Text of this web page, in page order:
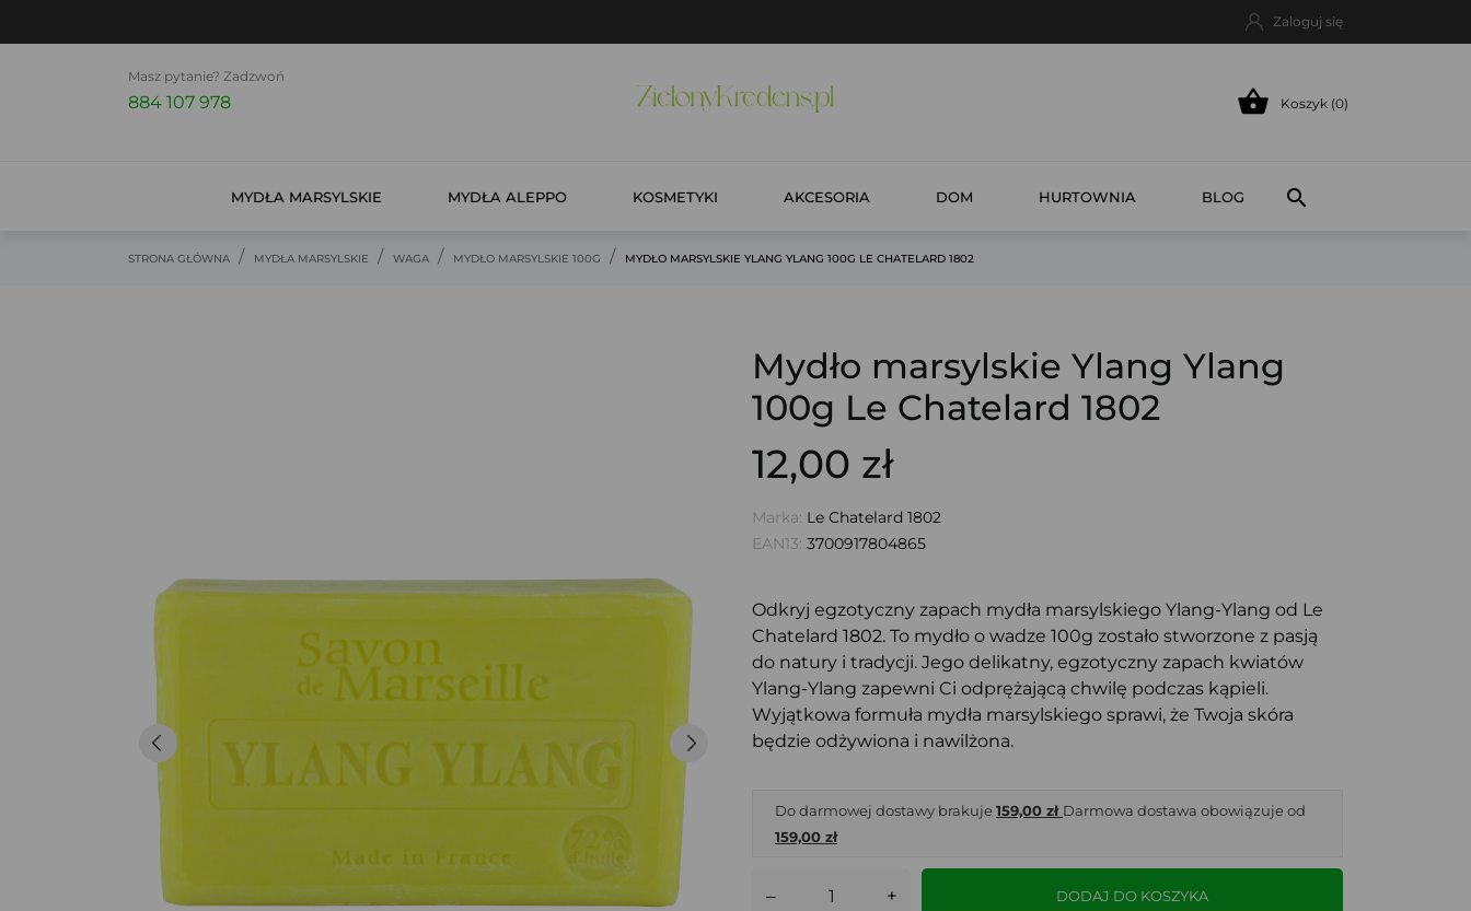
Zaloguj się
Masz pytanie? Zadzwoń
884 107 978  Koszyk (0)
MYDŁA MARSYLSKIE MYDŁA ALEPPO KOSMETYKI AKCESORIA DOM HURTOWNIA BLOG 
STRONA GŁÓWNA MYDŁA MARSYLSKIE WAGA MYDŁO MARSYLSKIE 100G MYDŁO MARSYLSKIE YLANG YLANG 100G LE CHATELARD 1802
Mydło marsylskie Ylang Ylang
100g Le Chatelard 1802
12,00 zł
Marka: Le Chatelard 1802
EAN13: 3700917804865
Odkryj egzotyczny zapach mydła marsylskiego Ylang-Ylang od Le
Chatelard 1802. To mydło o wadze 100g zostało stworzone z pasją
do natury i tradycji. Jego delikatny, egzotyczny zapach kwiatów
Ylang-Ylang zapewni Ci odprężającą chwilę podczas kąpieli.
Wyjątkowa formuła mydła marsylskiego sprawi, że Twoja skóra
będzie odżywiona i nawilżona.
Do darmowej dostawy brakuje 159,00 zł Darmowa dostawa obowiązuje od
159,00 zł
– + DODAJ DO KOSZYKA